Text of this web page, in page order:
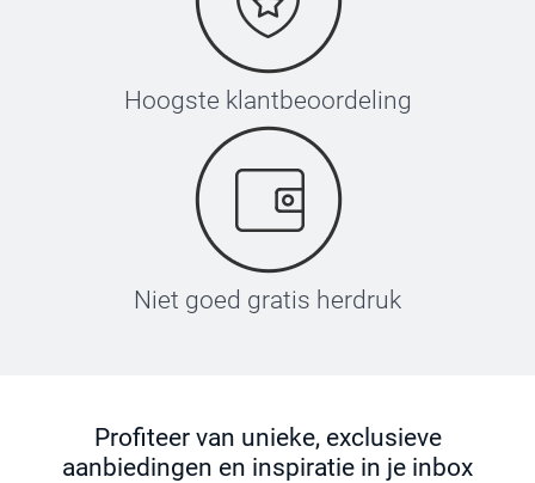
Hoogste klantbeoordeling
Niet goed gratis herdruk
Profiteer van unieke, exclusieve
aanbiedingen en inspiratie in je inbox